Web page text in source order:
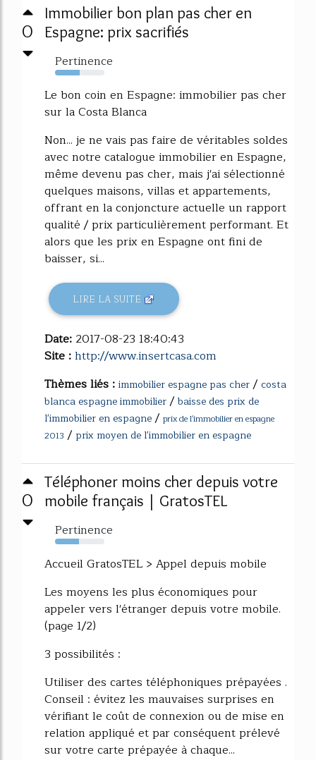
0
Immobilier bon plan pas cher en
Espagne: prix sacrifiés
Pertinence
50%
Le bon coin en Espagne: immobilier pas cher
sur la Costa Blanca
Non... je ne vais pas faire de véritables soldes
avec notre catalogue immobilier en Espagne,
même devenu pas cher, mais j'ai sélectionné
quelques maisons, villas et appartements,
offrant en la conjoncture actuelle un rapport
qualité / prix particulièrement performant. Et
alors que les prix en Espagne ont fini de
baisser, si...
LIRE LA SUITE
Date: 2017-08-23 18:40:43
Site :http://www.insertcasa.com
Thèmes liés : immobilier espagne pas cher/ costa
blanca espagne immobilier/ baisse des prix de
l'immobilier en espagne/ prix de l'immobilier en espagne
2013 / prix moyen de l'immobilier en espagne
0
Téléphoner moins cher depuis votre
mobile français | GratosTEL
Pertinence
49%
Accueil GratosTEL > Appel depuis mobile
Les moyens les plus économiques pour
appeler vers l'étranger depuis votre mobile.
(page 1/2)
3 possibilités :
Utiliser des cartes téléphoniques prépayées .
Conseil : évitez les mauvaises surprises en
vérifiant le coût de connexion ou de mise en
relation appliqué et par conséquent prélevé
sur votre carte prépayée à chaque...